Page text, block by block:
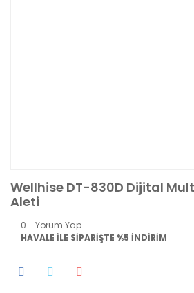
Wellhise DT-830D Dijital
Aleti
0 - Yorum Yap
HAVALE İLE SİPARİŞTE %5 İNDİRİM